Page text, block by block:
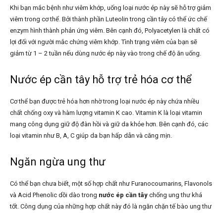
Khi bạn mắc bệnh như viêm khớp, uống loại nước ép này sẽ hỗ trợ giảm
viêm trong cơ thể. Bởi thành phần Luteolin trong cần tây có thể ức chế
enzym hình thành phản ứng viêm. Bên cạnh đó, Polyacetylen là chất có
lợi đối với người mắc chứng viêm khớp. Tình trạng viêm của bạn sẽ
giảm từ 1 – 2 tuần nếu dùng nước ép này vào trong chế độ ăn uống.
Nước ép cần tây hỗ trợ trẻ hóa cơ thể
Cơ thể bạn được trẻ hóa hơn nhờ trong loại nước ép này chứa nhiều
chất chống oxy và hàm lượng vitamin K cao. Vitamin K là loại vitamin
mang công dụng giữ độ đàn hồi và giữ da khỏe hơn. Bên cạnh đó, các
loại vitamin như B, A, C giúp da bạn hấp dẫn và căng mịn.
Ngăn ngừa ung thư
Có thể bạn chưa biết, một số hợp chất như Furanocoumarins, Flavonols
và Acid Phenolic dồi dào trong nước ép cần tây chống ung thư khá
tốt. Công dụng của những hợp chất này đó là ngăn chặn tế bào ung thư